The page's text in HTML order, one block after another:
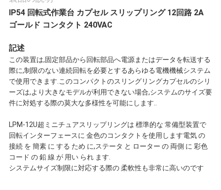
達
に
連
絡
し
な
さ
IP54 回転式作業台 カプセル スリップリング 12回路 2A
ゴールド コンタクト 240VAC
記述
この装置は,固定部品から回転部品へ電源またはデータを転送する
際に,制限のない連続回転を必要とするあらゆる電機機械システム
で使用できます.このコンパクトのスリングリングカプセルのシリ
ーズは,より大きなモデルが利用できない場合,システムのサイズ要
件に対処する際の莫大な多様性を可能にします..
LPM-12U超ミニチュアスリップリングは 標準的な 常備型装置で
回転インターフェースに 金色のコンタクトを使用します電気 の
接続 を 簡素 に する ため に,ステータ と ローター の 両側 に 彩色
コード の 鉛 線 が 用い られ ます.
システムサイズ制限に対応する際の 柔軟性も非常に高いのです